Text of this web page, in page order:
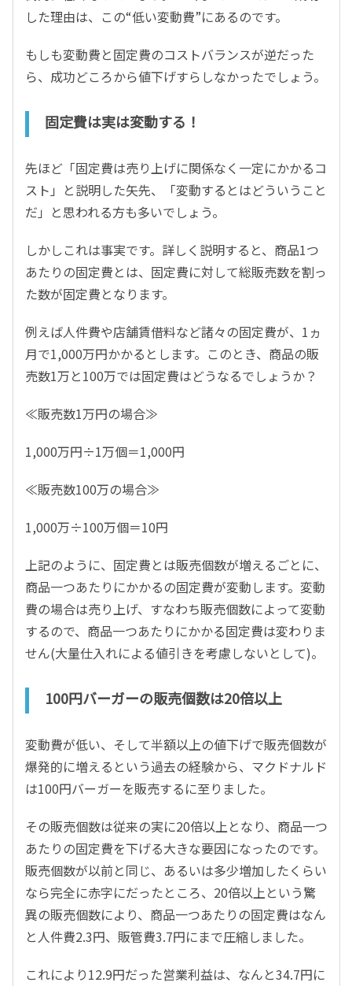
した理由は、この“低い変動費”にあるのです。
もしも変動費と固定費のコストバランスが逆だった
ら、成功どころから値下げすらしなかったでしょう。
固定費は実は変動する！
先ほど「固定費は売り上げに関係なく一定にかかるコ
スト」と説明した矢先、「変動するとはどういうこと
だ」と思われる方も多いでしょう。
しかしこれは事実です。詳しく説明すると、商品1つ
あたりの固定費とは、固定費に対して総販売数を割っ
た数が固定費となります。
例えば人件費や店舗賃借料など諸々の固定費が、1ヵ
月で1,000万円かかるとします。このとき、商品の販
売数1万と100万では固定費はどうなるでしょうか？
≪販売数1万円の場合≫
1,000万円÷1万個＝1,000円
≪販売数100万の場合≫
1,000万÷100万個＝10円
上記のように、固定費とは販売個数が増えるごとに、
商品一つあたりにかかるの固定費が変動します。変動
費の場合は売り上げ、すなわち販売個数によって変動
するので、商品一つあたりにかかる固定費は変わりま
せん(大量仕入れによる値引きを考慮しないとして)。
100円バーガーの販売個数は20倍以上
変動費が低い、そして半額以上の値下げで販売個数が
爆発的に増えるという過去の経験から、マクドナルド
は100円バーガーを販売するに至りました。
その販売個数は従来の実に20倍以上となり、商品一つ
あたりの固定費を下げる大きな要因になったのです。
販売個数が以前と同じ、あるいは多少増加したくらい
なら完全に赤字にだったところ、20倍以上という驚
異の販売個数により、商品一つあたりの固定費はなん
と人件費2.3円、販管費3.7円にまで圧縮しました。
これにより12.9円だった営業利益は、なんと34.7円に